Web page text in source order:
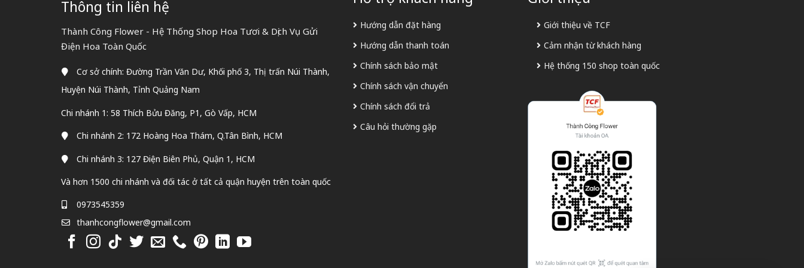
Thông tin liên hệ
Thành Công Flower - Hệ Thống Shop Hoa Tươi & Dịch Vụ Gửi
Điện Hoa Toàn Quốc
Cơ sở chính: Đường Trần Văn Dư, Khối phố 3, Thị trấn Núi Thành,
Huyện Núi Thành, Tỉnh Quảng Nam
Chi nhánh 1: 58 Thích Bửu Đăng, P1, Gò Vấp, HCM
Chi nhánh 2: 172 Hoàng Hoa Thám, Q.Tân Bình, HCM
Chi nhánh 3: 127 Điện Biên Phủ, Quận 1, HCM
Và hơn 1500 chi nhánh và đối tác ở tất cả quận huyện trên toàn quốc
0973545359
thanhcongflower@gmail.com
Hướng dẫn đặt hàng
Hướng dẫn thanh toán
Chính sách bảo mật
Chính sách vận chuyển
Chính sách đổi trả
Câu hỏi thường gặp
Giới thiệu về TCF
Cảm nhận từ khách hàng
Hệ thống 150 shop toàn quốc